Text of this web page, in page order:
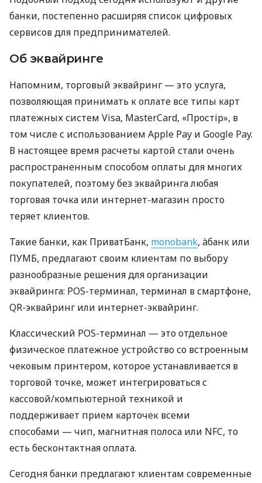
банки, постепенно расширяя список цифровых
сервисов для предпринимателей.
Об эквайринге
Напомним, торговый эквайринг — это услуга,
позволяющая принимать к оплате все типы карт
платежных систем Visa, MasterCard, «Простір», в
том числе с использованием Apple Pay и Google Pay.
В настоящее время расчеты картой стали очень
распространенным способом оплаты для многих
покупателей, поэтому без эквайринга любая
торговая точка или интернет-магазин просто
теряет клиентов.
Такие банки, как ПриватБанк, monobank, àбанк или
ПУМБ, предлагают своим клиентам по выбору
разнообразные решения для организации
эквайринга: POS-терминал, терминал в смартфоне,
QR-эквайринг или интернет-эквайринг.
Классический POS-терминал — это отдельное
физическое платежное устройство со встроенным
чековым принтером, которое устанавливается в
торговой точке, может интегрироваться с
кассовой/компьютерной техникой и
поддерживает прием карточек всеми
способами — чип, магнитная полоса или NFC, то
есть бесконтактная оплата.
Сегодня банки предлагают клиентам современные